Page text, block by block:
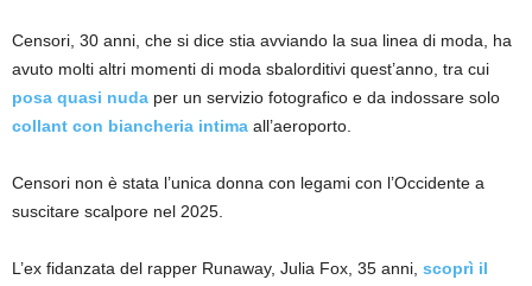
Censori, 30 anni, che si dice stia avviando la sua linea di moda, ha
avuto molti altri momenti di moda sbalorditivi quest’anno, tra cui
posa quasi nuda per un servizio fotografico e da indossare solo
collant con biancheria intima all’aeroporto.
Censori non è stata l’unica donna con legami con l’Occidente a
suscitare scalpore nel 2025.
L’ex fidanzata del rapper Runaway, Julia Fox, 35 anni, scoprì il